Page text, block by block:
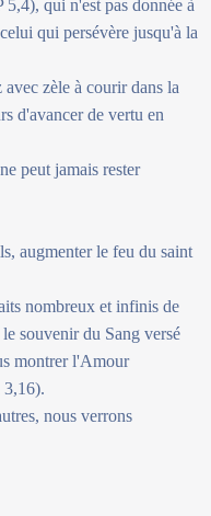
qui n'est pas donnée à
qui persévère jusqu'à la
zèle à courir dans la
d'avancer de vertu en
peut jamais rester
augmenter le feu du saint
nombreux et infinis de
souvenir du Sang versé
montrer l'Amour
3,16).
nous verrons